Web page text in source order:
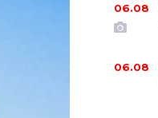
06.08
06.08